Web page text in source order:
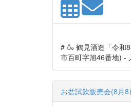
# 🍶 鶴見酒造「令和
市百町字旭46番地) -
お盆試飲販売会(8月